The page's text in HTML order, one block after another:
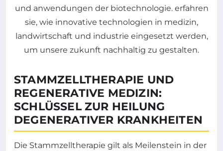
STAMMZELLTHERAPIE UND
REGENERATIVE MEDIZIN:
SCHLÜSSEL ZUR HEILUNG
DEGENERATIVER KRANKHEITEN
Die Stammzelltherapie gilt als Meilenstein in der